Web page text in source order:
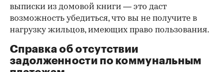
выписки из домовой книги — это даст
возможность убедиться, что вы не получите в
нагрузку жильцов, имеющих право пользования.
Справка об отсутствии
задолженности по коммунальным